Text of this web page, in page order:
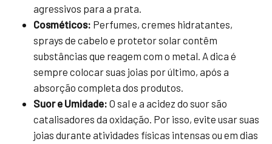
agressivos para a prata.
Cosméticos: Perfumes, cremes hidratantes,
sprays de cabelo e protetor solar contêm
substâncias que reagem com o metal. A dica é
sempre colocar suas joias por último, após a
absorção completa dos produtos.
Suor e Umidade: O sal e a acidez do suor são
catalisadores da oxidação. Por isso, evite usar suas
joias durante atividades físicas intensas ou em dias